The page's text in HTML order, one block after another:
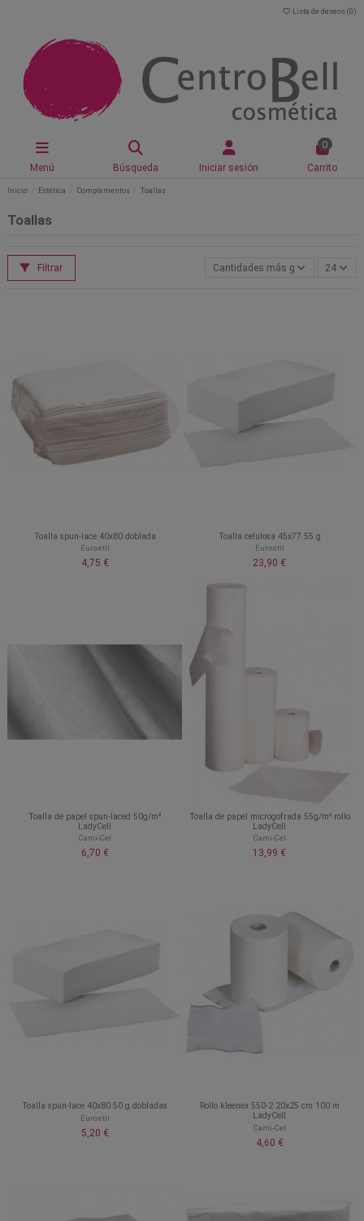
Lista de deseos (0 )
Menú Búsqueda Iniciar sesión
0
Carrito
Inicio Estética Complementos Toallas
Toallas
Filtrar Cantidades más grandes primero
24
Toalla spun-lace 40x80 doblada
Eurostil
4,75 €
Toalla celulosa 45x77 55 g
Eurostil
23,90 €
Toalla de papel spun-laced 50g/m²
LadyCell
Cami-Cel
6,70 €
Toalla de papel microgofrada 55g/m² rollo
LadyCell
Cami-Cel
13,99 €
Toalla spun-lace 40x80 50 g dobladas
Eurostil
5,20 €
Rollo kleenex 550-2 20x25 cm 100 m
LadyCell
Cami-Cel
4,60 €